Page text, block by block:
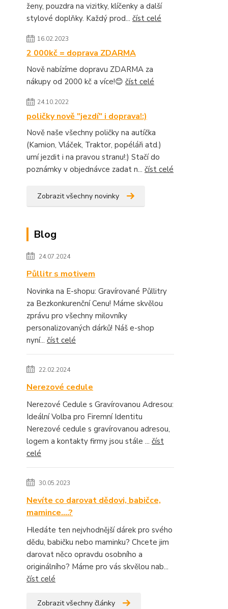
ženy, pouzdra na vizitky, klíčenky a další
stylové doplňky. Každý prod... číst celé
16.02.2023
2 000kč = doprava ZDARMA
Nově nabízíme dopravu ZDARMA za
nákupy od 2000 kč a více!😊 číst celé
24.10.2022
poličky nově "jezdí" i doprava!:)
Nově naše všechny poličky na autíčka
(Kamion, Vláček, Traktor, popéláři atd.)
umí jezdit i na pravou stranu!:) Stačí do
poznámky v objednávce zadat n... číst celé
Zobrazit všechny novinky
Blog
24.07.2024
Půllitr s motivem
Novinka na E-shopu: Gravírované Půllitry
za Bezkonkurenční Cenu! Máme skvělou
zprávu pro všechny milovníky
personalizovaných dárků! Náš e-shop
nyní... číst celé
22.02.2024
Nerezové cedule
Nerezové Cedule s Gravírovanou Adresou:
Ideální Volba pro Firemní Identitu
Nerezové cedule s gravírovanou adresou,
logem a kontakty firmy jsou stále ... číst
celé
30.05.2023
Nevíte co darovat dědovi, babičce,
mamince....?
Hledáte ten nejvhodnější dárek pro svého
dědu, babičku nebo maminku? Chcete jim
darovat něco opravdu osobního a
originálního? Máme pro vás skvělou nab...
číst celé
Zobrazit všechny články